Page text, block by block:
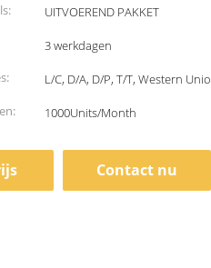
UITVOEREND PAKKET
3 werkdagen
L/C, D/A, D/P, T/T, Western
1000Units/Month
Contact nu